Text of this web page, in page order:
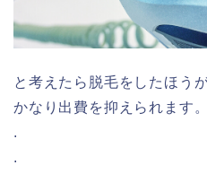
と考えたら脱毛をしたほう
かなり出費を抑えられます。
.
.